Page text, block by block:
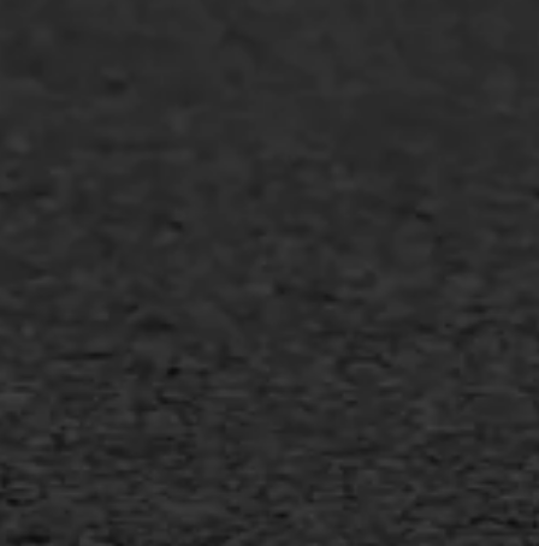
Gietasfalt reparatie